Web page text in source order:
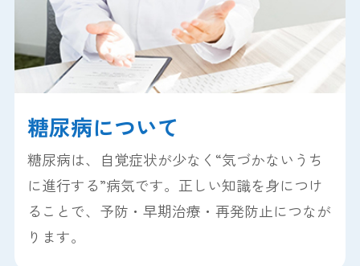
糖尿病について
糖尿病は、自覚症状が少なく“気づかないうち
に進行する”病気です。正しい知識を身につけ
ることで、予防・早期治療・再発防止につなが
ります。